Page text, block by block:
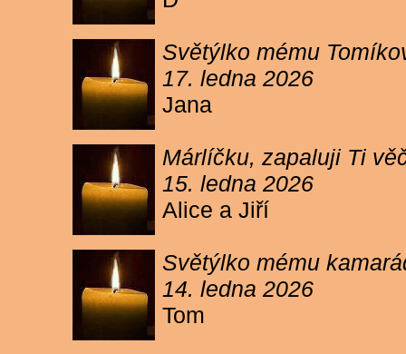
Světýlko mému
17. ledna 2026
Jana
Márlíčku, zapaluji Ti
15. ledna 2026
Alice a Jiří
Světýlko mému
14. ledna 2026
Tom